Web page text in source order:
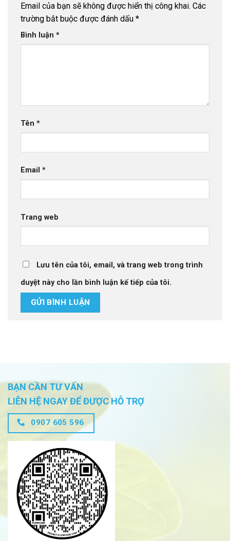
Email của bạn sẽ không được hiển thị công khai. Các
trường bắt buộc được đánh dấu *
Bình luận *
Tên *
Email *
Trang web
Lưu tên của tôi, email, và trang web trong trình
duyệt này cho lần bình luận kế tiếp của tôi.
BẠN CẦN TƯ VẤN
LIÊN HỆ NGAY ĐỂ ĐƯỢC HỖ TRỢ
0907 605 596